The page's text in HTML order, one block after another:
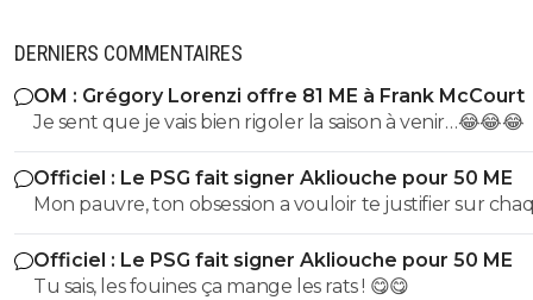
DERNIERS COMMENTAIRES
OM : Grégory Lorenzi offre 81 ME à Frank McCourt
Je sent que je vais bien rigoler la saison à venir…😂😂😂
Officiel : Le PSG fait signer Akliouche pour 50 ME
Mon pauvre, ton obsession a vouloir te justifier sur
commentaire 🤣😂😂 Tu aurais la queue d'un chat qui
de bouche et on t'accuserait de l'avoir mangé que tu
encore....mdr
Officiel : Le PSG fait signer Akliouche pour 50 ME
Tu sais, les fouines ça mange les rats ! 😋😋